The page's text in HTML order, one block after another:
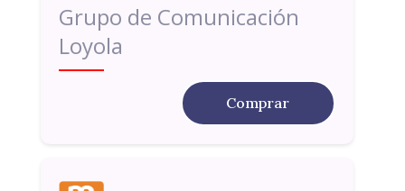
Grupo de Comunicación
Loyola
Comprar